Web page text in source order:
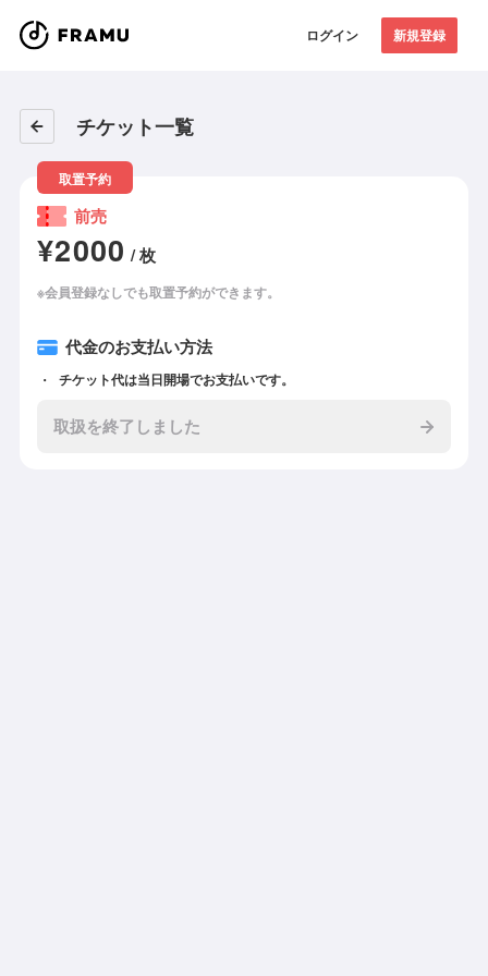
ログイン 新規登録
チケット一覧
取置予約
前売
¥2000 / 枚
※会員登録なしでも取置予約ができます。
代金のお支払い方法
チケット代は当日開場でお支払いです。
取扱を終了しました